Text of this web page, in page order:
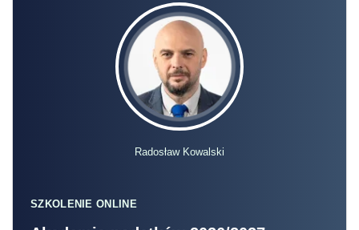
Radosław Kowalski
SZKOLENIE ONLINE